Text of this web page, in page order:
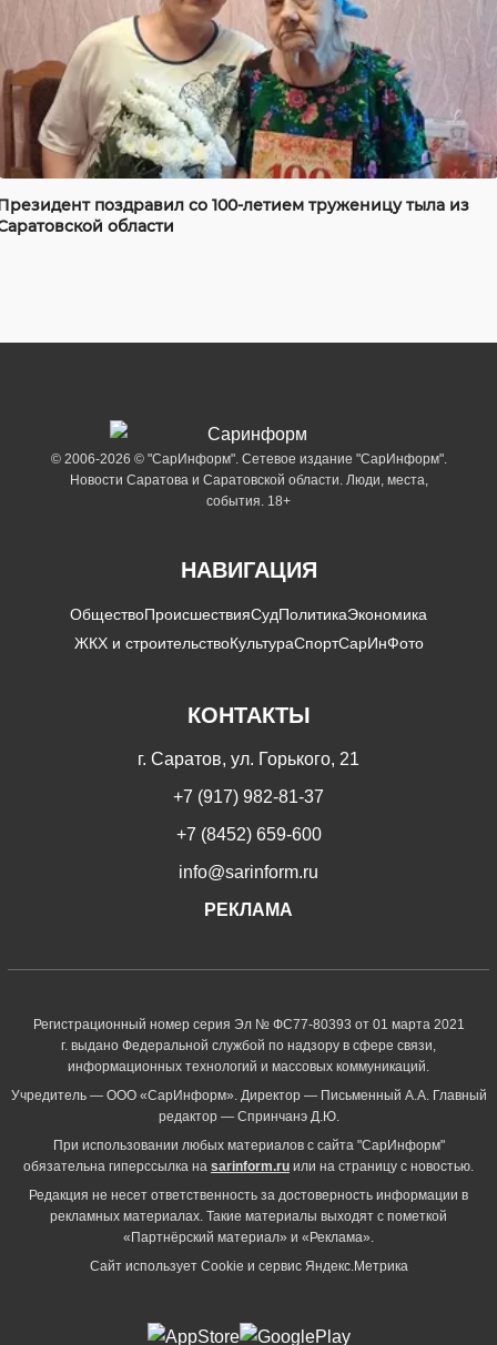
поздравил со 100-летием труженицу тыла из
области
© 2006-2026 © "СарИнформ". Сетевое издание "СарИнформ".
Новости Саратова и Саратовской области. Люди, места,
события. 18+
НАВИГАЦИЯ
ОбществоПроисшествияСудПолитикаЭкономика
ЖКХ и строительствоКультураСпортСарИнФото
КОНТАКТЫ
г. Саратов, ул. Горького, 21
+7 (917) 982-81-37
+7 (8452) 659-600
info@sarinform.ru
РЕКЛАМА
Регистрационный номер серия Эл № ФС77-80393 от 01 марта 2021
г. выдано Федеральной службой по надзору в сфере связи,
информационных технологий и массовых коммуникаций.
Учредитель — ООО «СарИнформ». Директор — Письменный А.А. Главный
редактор — Спринчанэ Д.Ю.
При использовании любых материалов с сайта "СарИнформ"
обязательна гиперссылка на sarinform.ru или на страницу с новостью.
Редакция не несет ответственность за достоверность информации в
рекламных материалах. Такие материалы выходят с пометкой
«Партнёрский материал» и «Реклама».
Сайт использует Cookie и сервиc Яндекс.Метрика